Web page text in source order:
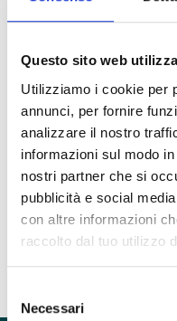
Questo sito web
Utilizziamo i cookie per
annunci, per fornire
analizzare il nostro
informazioni sul modo
nostri partner che si
pubblicità e social
con altre informazioni
raccolto dal tuo utilizzo
delNecessari
Unità Clinica
Disturbi di Personalità
Ruolo
Psicoterapeuta
Esercita in